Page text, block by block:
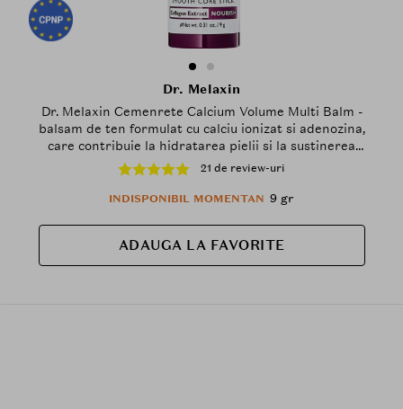
Dr. Melaxin
Dr. Melaxin Cemenrete Calcium Volume Multi Balm -
balsam de ten formulat cu calciu ionizat si adenozina,
care contribuie la hidratarea pielii si la sustinerea
fermitatii pielii, in special in zona delicata a ochilor si
a liniilor de expresie - 9 gr
21 de review-uri
INDISPONIBIL MOMENTAN 9 gr
ADAUGA LA FAVORITE